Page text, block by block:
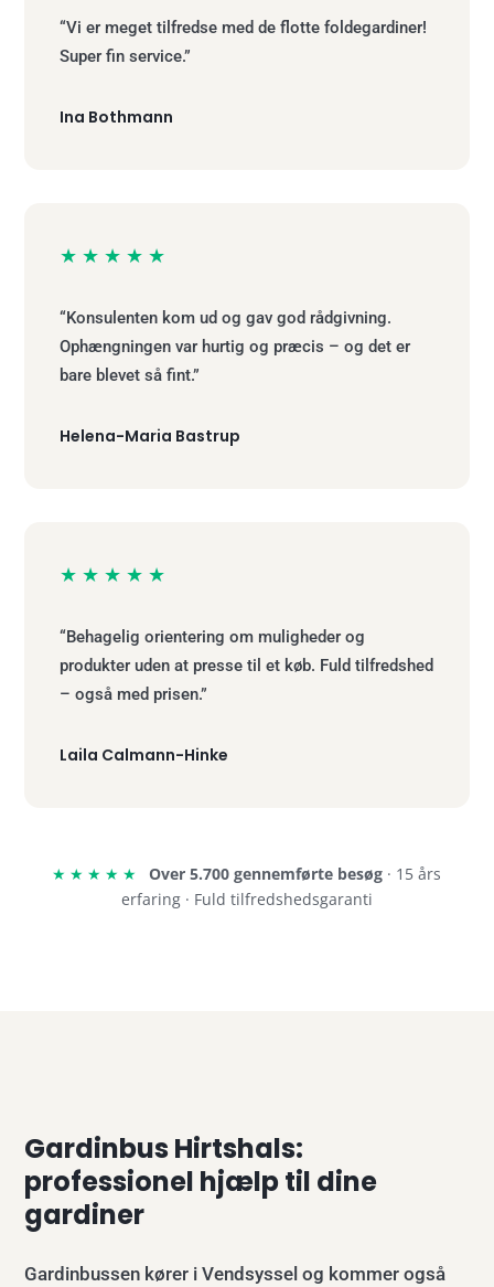
“Vi er meget tilfredse med de flotte foldegardiner!
Super fin service.”
Ina Bothmann
★★★★★
“Konsulenten kom ud og gav god rådgivning.
Ophængningen var hurtig og præcis – og det er
bare blevet så fint.”
Helena-Maria Bastrup
★★★★★
“Behagelig orientering om muligheder og
produkter uden at presse til et køb. Fuld tilfredshed
– også med prisen.”
Laila Calmann-Hinke
★★★★★ Over 5.700 gennemførte besøg · 15 års
erfaring · Fuld tilfredshedsgaranti
Gardinbus Hirtshals:
professionel hjælp til dine
gardiner
Gardinbussen kører i Vendsyssel og kommer også